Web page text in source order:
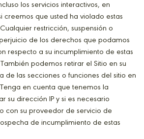
los servicios interactivos, en
creemos que usted ha violado estas
restricción, suspensión o
de los derechos que podamos
respecto a su incumplimiento de estas
podemos retirar el Sitio en su
de las secciones o funciones del sitio en
en cuenta que tenemos la
su dirección IP y si es necesario
con su proveedor de servicio de
de incumplimiento de estas